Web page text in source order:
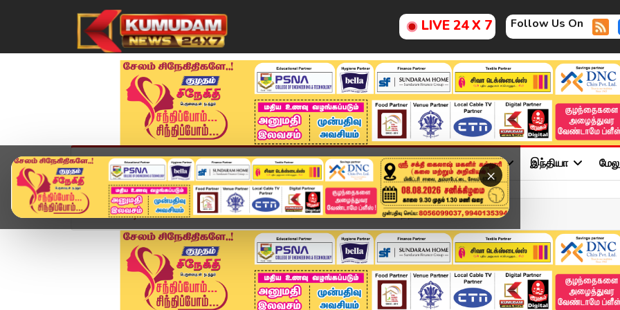
LIVE 24 X 7 Follow Us On
×
முகப்பு விளையாட்டு அண்மை தமிழ்நாடு சினிமா அரசியல் விளையாட்டு இந்தியா
Home வீடியோ ஸ்டோரி TVK கூட்டணியில் சேரவில்லை..! உண்மையை உடைத்த #Th...